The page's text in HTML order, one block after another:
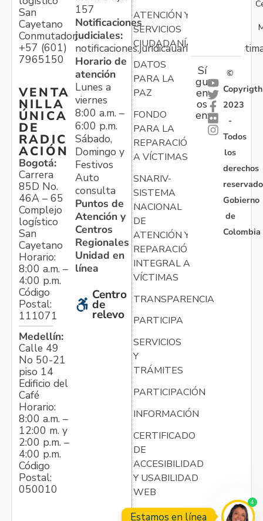
San
Cayetano
Conmutador:
+57 (601)
7965150
VENTA
NILLA
ÚNICA
DE
RADIC
ACIÓN
Bogotá:
Carrera
85D No.
46A – 65
Complejo
logístico
San
Cayetano
Horario:
8:00 a.m. –
4:00 p.m.
Código
Postal:
111071
Medellín:
Calle 49
No 50-21
piso 14
Edificio del
Café
Horario:
8:00 a.m. –
12:00 m. y
2:00 p.m. –
4:00 p.m.
Código
Postal:
050010
157
Notificaciones
judiciales:
Horario de
atención
Lunes a
viernes
8:00 a.m. –
6:00 p.m.
Sábado,
Domingo y
Festivos
Auto
consulta
Puntos de
Atención y
Centros
Regionales
Unidad en
línea
Centro
de
relevo
ATENCIÓN Y
SERVICIOS
CIUDADANÍA
DATOS
PARA LA
PAZ
FONDO
PARA LA
REPARACIÓN
A VÍCTIMAS
SNARIV-
SISTEMA
NACIONAL
DE
ATENCIÓN Y
REPARACIÓN
INTEGRAL A
VÍCTIMAS
TRANSPARENCIA
PARTICIPA
SERVICIOS
Y
TRÁMITES
PARTICIPACIÓN
INFORMACIÓN
CERTIFICADO
DE
ACCESIBILIDAD
Y USABILIDAD
WEB
Sí
gu
en
os
en:
©
Copyrigth
2023
-
Todos
los
derechos
Gobierno
de
Colombia
Estamos en línea
4